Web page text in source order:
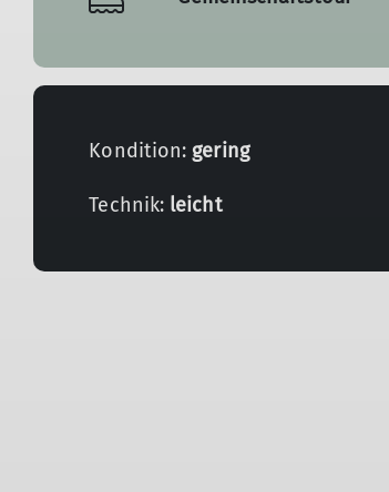
Kondition: gering
Technik: leicht